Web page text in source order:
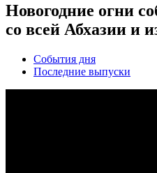
Новогодние огни
со всей Абхазии и
События дня
Последние выпуски